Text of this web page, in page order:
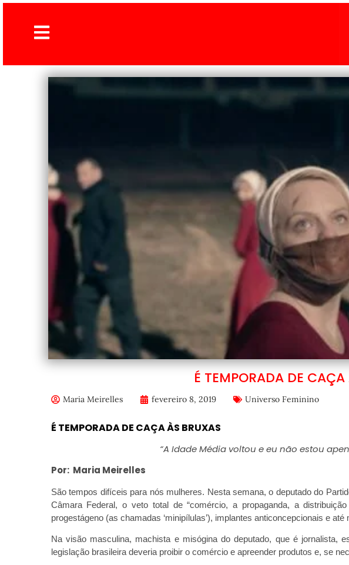
É TEMPORADA DE
Maria Meirelles fevereiro 8, 2019 Universo Feminino
É TEMPORADA DE CAÇA ÀS BRUXAS
“A Idade Média voltou e eu não estou
Por: Maria Meirelles
São tempos difíceis para nós mulheres. Nesta semana, o deputado do
Câmara Federal, o veto total de “comércio, a propaganda, a
progestágeno (as chamadas ‘minipílulas’), implantes anticoncepcionais e
Na visão masculina, machista e misógina do deputado, que é jornalista,
legislação brasileira deveria proibir o comércio e apreender produtos e, se